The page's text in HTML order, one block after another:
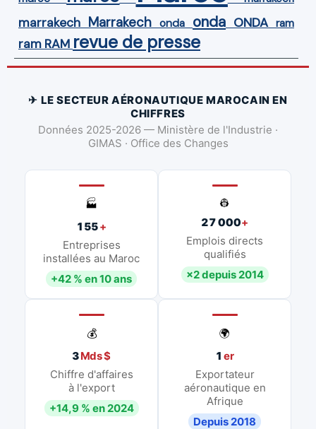
marrakech Marrakech onda onda ONDA ram
ram RAM revue de presse
✈ LE SECTEUR AÉRONAUTIQUE MAROCAIN EN
CHIFFRES
Données 2025-2026 — Ministère de l'Industrie ·
GIMAS · Office des Changes
🏭
155+
Entreprises
installées au Maroc
+42 % en 10 ans
👷
27 000+
Emplois directs
qualifiés
×2 depuis 2014
💰
3Mds $
Chiffre d'affaires
à l'export
+14,9 % en 2024
🌍
1 er
Exportateur
aéronautique en
Afrique
Depuis 2018